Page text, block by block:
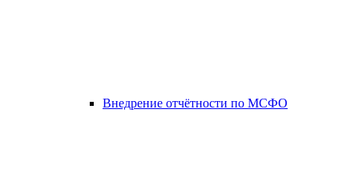
Внедрение отчётности по МСФО